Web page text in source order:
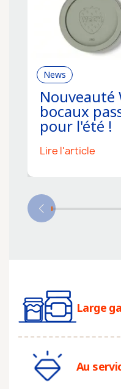
News
Nouveauté
bocaux
pour l'été !
Lire l'article
Large
Au